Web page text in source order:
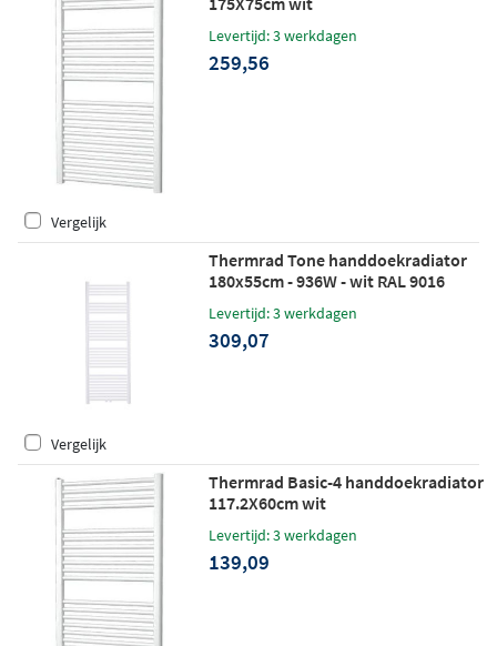
Levertijd: 3 werkdagen
259,56
Vergelijk
Thermrad Tone handdoekradiator
180x55cm - 936W - wit RAL 9016
Levertijd: 3 werkdagen
309,07
Vergelijk
Thermrad Basic-4 handdoekradiator
117.2X60cm wit
Levertijd: 3 werkdagen
139,09